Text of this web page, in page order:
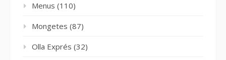
Menus (110)
Mongetes (87)
Olla Exprés (32)